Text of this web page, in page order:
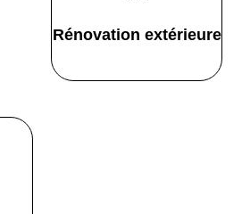
Rénovation extérieure